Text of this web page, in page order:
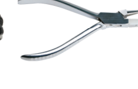
ALICATE DE
INCLINAÇÃO CÓNICO -
3TAB21